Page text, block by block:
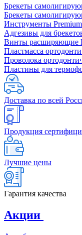
Брекеты
Брекеты
Инструменты
Адгезивы для
Винты расширяющие
Пластмасса
Проволока
Пластины для
Доставка по всей
Продукция
Лучшие цены
Гарантия качества
Акции